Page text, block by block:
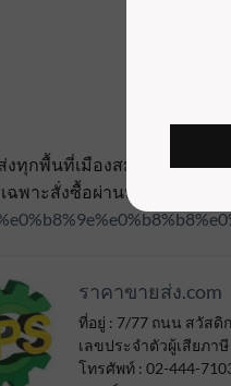
งทุกพื้นที่เมืองสมุทรปราการ‎
ฉพาะสั่งซื้อผ่านหน้าเว็บไซท์ที่
ราคาขายส่ง.com
ที่อยู่ : 7/77 ถนน สวัสดิ
เลขประจำตัวผู้เสียภา
โทรศัพท์ : 02-444-